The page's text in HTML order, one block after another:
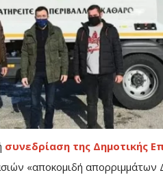
συνεδρίαση της Δημοτικής
«αποκομιδή απορριμμάτων